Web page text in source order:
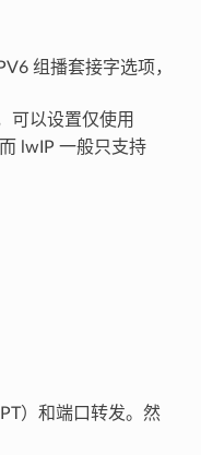
组播套接字选项，
可以设置仅使用
lwIP 一般只支持
）和端口转发。然